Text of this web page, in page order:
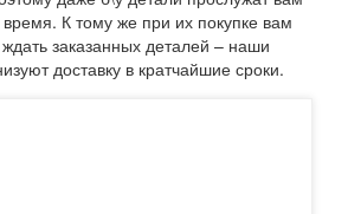
время. К тому же при их покупке вам
заказанных деталей – наши
доставку в кратчайшие сроки.